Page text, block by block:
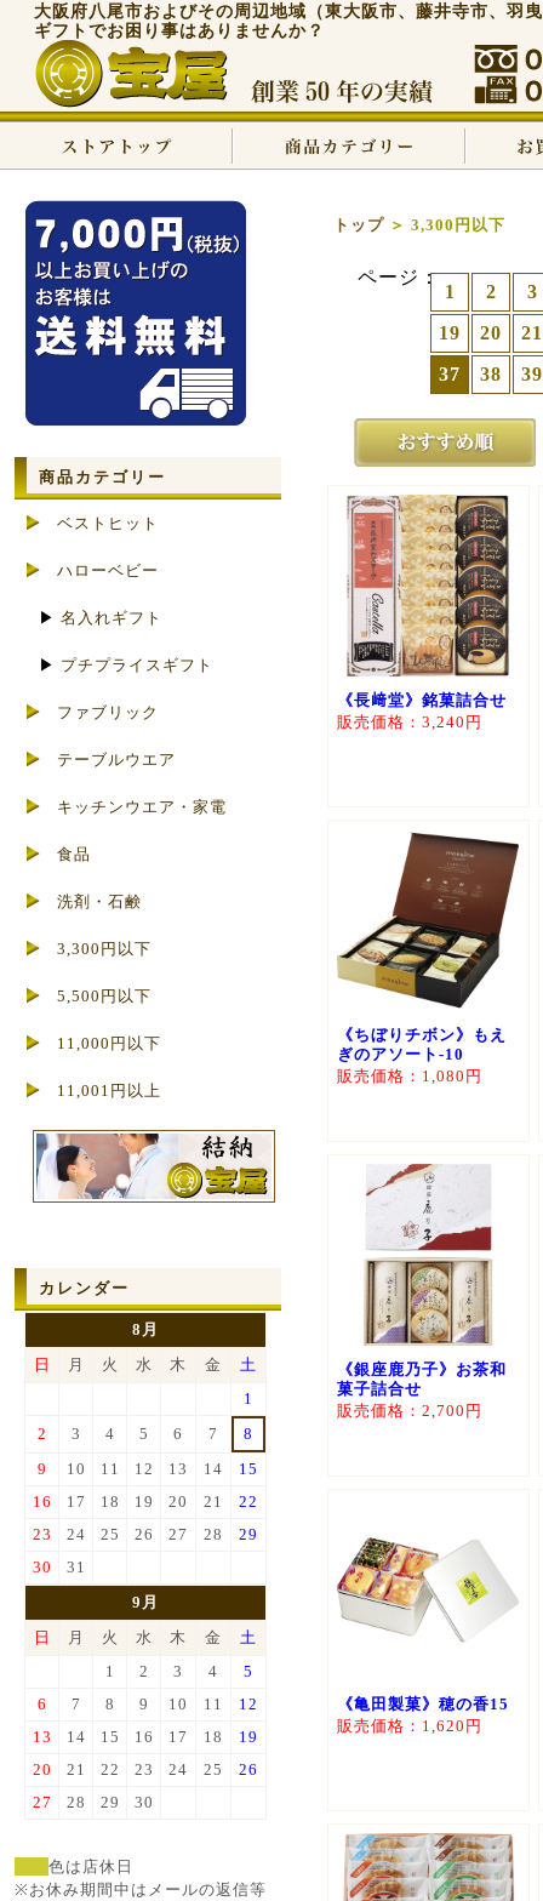
大阪府八尾市およびその周辺地域（東大阪市、藤井寺市、羽
ギフトでお困り事はありませんか？
トップ ＞ 3,300円以下
ページ：
1 2
3
19
20
21
37
38 39
《長﨑堂》銘菓詰合せ
販売価格：3,240円
《ちぼりチボン》もえ
ぎのアソート-10
販売価格：1,080円
《銀座鹿乃子》お茶和
菓子詰合せ
販売価格：2,700円
《亀田製菓》穂の香15
販売価格：1,620円
商品カテゴリー
ベストヒット
ハローベビー
▶ 名入れギフト
▶ プチプライスギフト
ファブリック
テーブルウエア
キッチンウエア・家電
食品
洗剤・石鹸
3,300円以下
5,500円以下
11,000円以下
11,001円以上
カレンダー
8月
日
月 火 水 木 金
土
1
2
3 4 5 6 7
8
9
10 11 12 13 14
15
16
17 18 19 20 21
22
23
24 25 26 27 28
29
30
31
9月
日
月 火 水 木 金
土
1
2 3 4
5
6
7 8 9 10 11
12
13
14 15 16 17 18
19
20
21 22 23 24 25
26
27
28 29 30
色は店休日
※お休み期間中はメールの返信等